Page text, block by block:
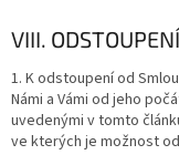
VIII.
1. K odstoupení od
Námi a Vámi od jeho
uvedenými v tomto
ve kterých je možnost